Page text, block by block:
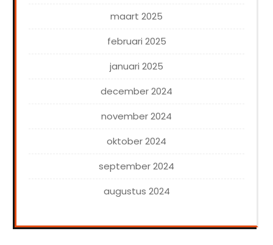
maart 2025
februari 2025
januari 2025
december 2024
november 2024
oktober 2024
september 2024
augustus 2024